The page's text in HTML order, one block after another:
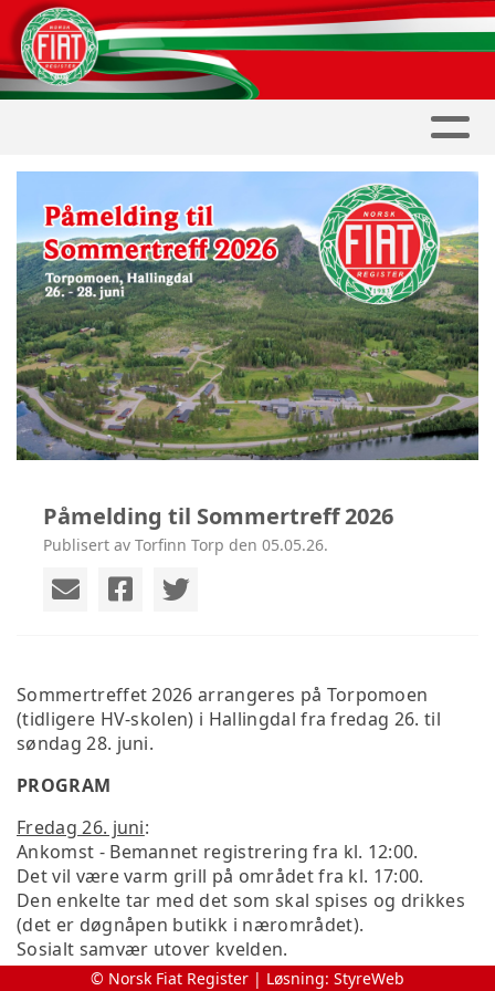
Påmelding til Sommertreff 2026
Publisert av Torfinn Torp den 05.05.26.
Sommertreffet 2026 arrangeres på Torpomoen
(tidligere HV-skolen) i Hallingdal fra fredag 26. til
søndag 28. juni.
PROGRAM
Fredag 26. juni:
Ankomst - Bemannet registrering fra kl. 12:00.
Det vil være varm grill på området fra kl. 17:00.
Den enkelte tar med det som skal spises og drikkes
(det er døgnåpen butikk i nærområdet).
Sosialt samvær utover kvelden.
© Norsk Fiat Register | Løsning: StyreWeb